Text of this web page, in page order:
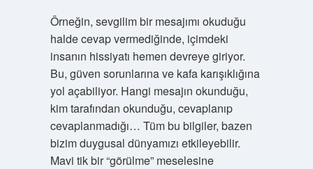
Örneğin, sevgilim bir mesajımı okuduğu
halde cevap vermediğinde, içimdeki
insanın hissiyatı hemen devreye giriyor.
Bu, güven sorunlarına ve kafa karışıklığına
yol açabiliyor. Hangi mesajın okunduğu,
kim tarafından okunduğu, cevaplanıp
cevaplanmadığı… Tüm bu bilgiler, bazen
bizim duygusal dünyamızı etkileyebilir.
Mavi tik bir “görülme” meselesine